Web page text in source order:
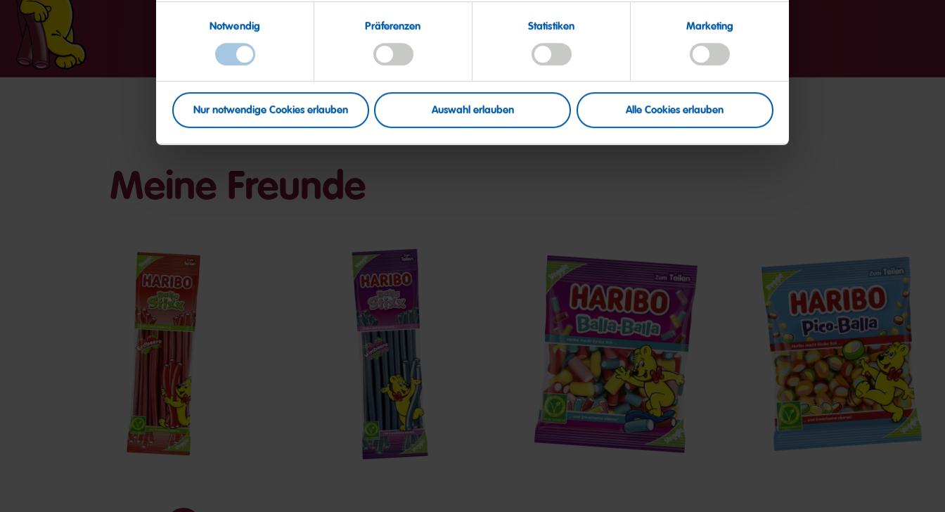
Notwendig Präferenzen Statistiken Marketing
Nur notwendige Cookies erlauben Auswahl erlauben Alle Cookies erlauben
Meine Freunde
Balla
Pico-
Balla